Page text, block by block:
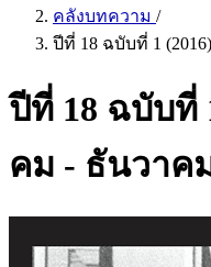
คลังบทความ /
ปีที่ 18 ฉบับที่ 1
ปีที่ 18 ฉบับที่
คม - ธันวาค